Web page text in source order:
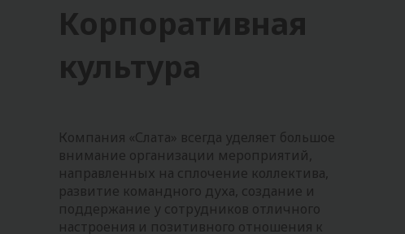
Корпоративная
культура
Компания «Слата» всегда уделяет большое
внимание организации мероприятий,
направленных на сплочение коллектива,
развитие командного духа, создание и
поддержание у сотрудников отличного
настроения и позитивного отношения к